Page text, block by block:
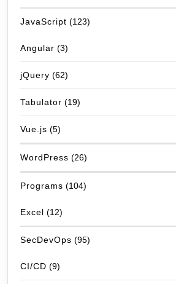
JavaScript (123)
Angular (3)
jQuery (62)
Tabulator (19)
Vue.js (5)
WordPress (26)
Programs (104)
Excel (12)
SecDevOps (95)
CI/CD (9)